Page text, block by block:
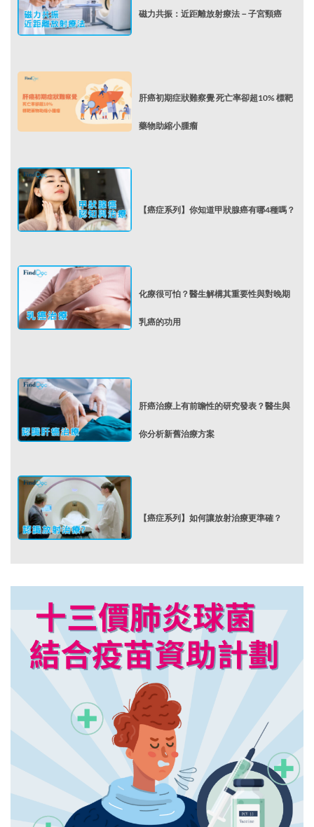
磁力共振：近距離放射療法－子宮頸癌
肝癌初期症狀難察覺 死亡率卻超10% 標靶
藥物助縮小腫瘤
【癌症系列】你知道甲狀腺癌有哪4種嗎？
化療很可怕？醫生解構其重要性與對晚期
乳癌的功用
肝癌治療上有前瞻性的研究發表？醫生與
你分析新舊治療方案
【癌症系列】如何讓放射治療更準確？